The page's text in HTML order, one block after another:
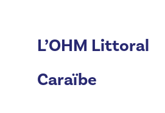
L’OHM Littoral
Caraïbe